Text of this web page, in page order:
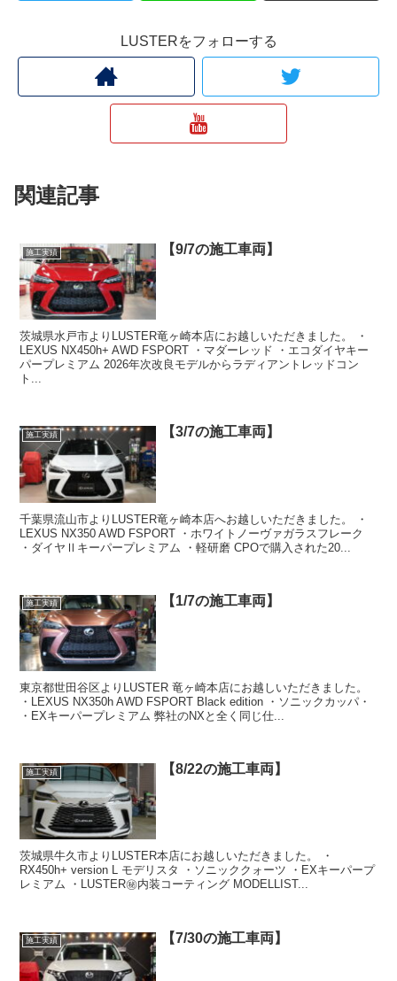
LUSTERをフォローする
関連記事
施工実績 【9/7の施工車両】
茨城県水戸市よりLUSTER竜ヶ崎本店にお越しいただきました。 ・
LEXUS NX450h+ AWD FSPORT ・マダーレッド ・エコダイヤキー
パープレミアム 2026年次改良モデルからラディアントレッドコン
ト...
施工実績 【3/7の施工車両】
千葉県流山市よりLUSTER竜ヶ崎本店へお越しいただきました。 ・
LEXUS NX350 AWD FSPORT ・ホワイトノーヴァガラスフレーク
・ダイヤⅡキーパープレミアム ・軽研磨 CPOで購入された20...
施工実績 【1/7の施工車両】
東京都世田谷区よりLUSTER 竜ヶ崎本店にお越しいただきました。
・LEXUS NX350h AWD FSPORT Black edition ・ソニックカッパ・
・EXキーパープレミアム 弊社のNXと全く同じ仕...
施工実績 【8/22の施工車両】
茨城県牛久市よりLUSTER本店にお越しいただきました。 ・
RX450h+ version L モデリスタ ・ソニッククォーツ ・EXキーパープ
レミアム ・LUSTER㊙️内装コーティング MODELLIST...
施工実績 【7/30の施工車両】